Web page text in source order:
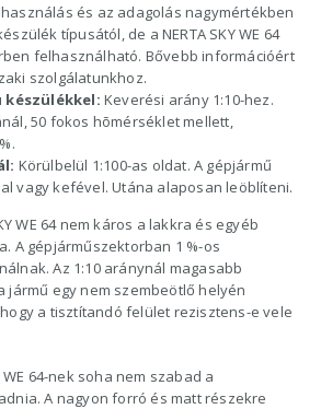
és az adagolás nagymértékben
típusától, de a NERTA SKY WE 64
felhasználható. Bővebb információért
szolgálatunkhoz.
készülékkel: Keverési arány 1:10-hez.
50 fokos hõmérséklet mellett,
Körülbelül 1:100-as oldat. A gépjármű
vagy kefével. Utána alaposan leöblíteni.
WE 64 nem káros a lakkra és egyéb
A gépjárműszektorban 1 %-os
Az 1:10 aránynál magasabb
jármű egy nem szembeötlő helyén
a tisztítandó felület rezisztens-e vele
WE 64-nek soha nem szabad a
A nagyon forró és matt részekre